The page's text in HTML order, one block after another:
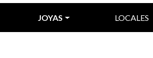
JOYAS LOCALES